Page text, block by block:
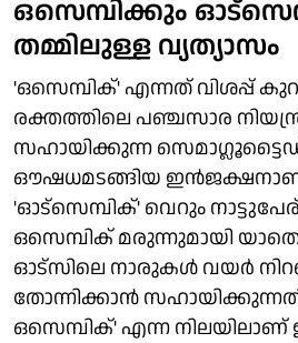
ഒസെമ്പിക്കും
തമ്മിലുള്ള വ്യത്യാസം
'ഒസെമ്പിക്' എന്നത് വിശപ്പ്
രക്തത്തിലെ പഞ്ചസാര
സഹായിക്കുന്ന സെമാഗ്ലൂട്ടൈഡ്
ഔഷധമടങ്ങിയ
'ഓട്സെമ്പിക്' വെറും
ഒസെമ്പിക് മരുന്നുമായി
ഓട്സിലെ നാരുകള്‍ വയര്‍
തോന്നിക്കാന്‍
ഒസെമ്പിക്' എന്ന നിലയിലാണ്